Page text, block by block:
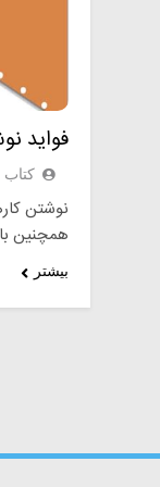
فواید
کتاب
نوشتن
همچنین
بیشتر